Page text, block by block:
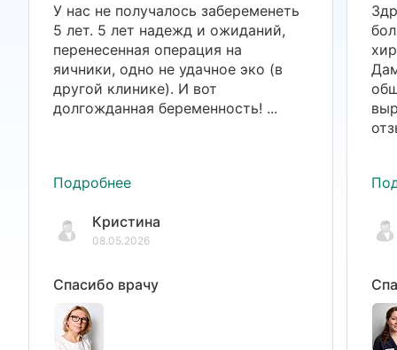
У нас не получалось забеременеть
5 лет. 5 лет надежд и ожиданий,
перенесенная операция на
яичники, одно не удачное эко (в
другой клинике). И вот
долгожданная беременность! ...
Подробнее
Кристина
08.05.2026
Спасибо врачу